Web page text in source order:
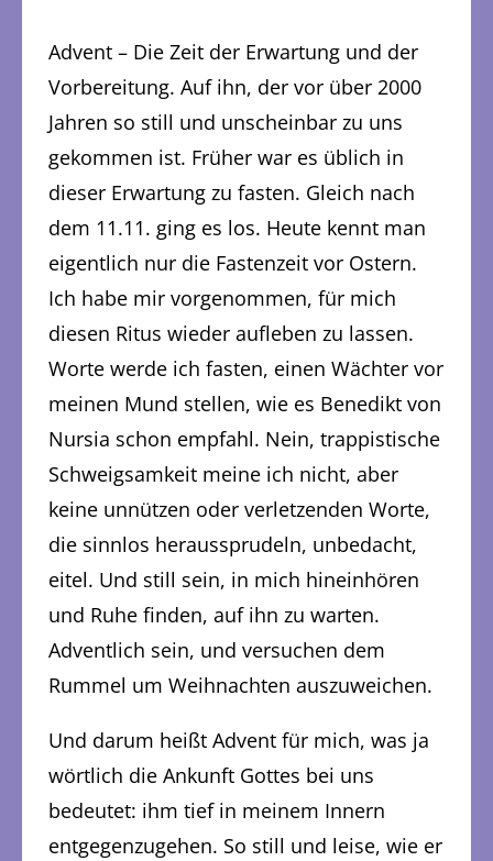
Advent – Die Zeit der Erwartung und der
Vorbereitung. Auf ihn, der vor über 2000
Jahren so still und unscheinbar zu uns
gekommen ist. Früher war es üblich in
dieser Erwartung zu fasten. Gleich nach
dem 11.11. ging es los. Heute kennt man
eigentlich nur die Fastenzeit vor Ostern.
Ich habe mir vorgenommen, für mich
diesen Ritus wieder aufleben zu lassen.
Worte werde ich fasten, einen Wächter vor
meinen Mund stellen, wie es Benedikt von
Nursia schon empfahl. Nein, trappistische
Schweigsamkeit meine ich nicht, aber
keine unnützen oder verletzenden Worte,
die sinnlos heraussprudeln, unbedacht,
eitel. Und still sein, in mich hineinhören
und Ruhe finden, auf ihn zu warten.
Adventlich sein, und versuchen dem
Rummel um Weihnachten auszuweichen.
Und darum heißt Advent für mich, was ja
wörtlich die Ankunft Gottes bei uns
bedeutet: ihm tief in meinem Innern
entgegenzugehen. So still und leise, wie er